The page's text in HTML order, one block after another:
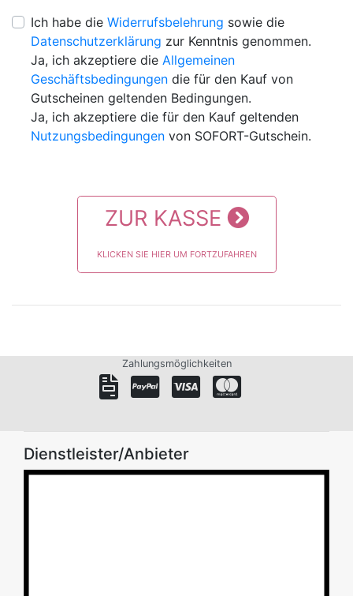
Ich habe die Widerrufsbelehrung sowie die
Datenschutzerklärung zur Kenntnis genommen.
Ja, ich akzeptiere die Allgemeinen
Geschäftsbedingungen die für den Kauf von
Gutscheinen geltenden Bedingungen.
Ja, ich akzeptiere die für den Kauf geltenden
Nutzungsbedingungen von SOFORT-Gutschein.
ZUR KASSE
KLICKEN SIE HIER UM FORTZUFAHREN
Zahlungsmöglichkeiten
Dienstleister/Anbieter